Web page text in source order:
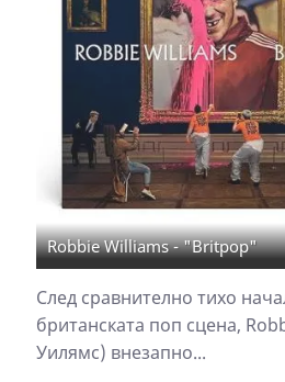
Robbie Williams - "Britpop"
След сравнително тихо
британската поп сцена,
Уилямс) внезапно...